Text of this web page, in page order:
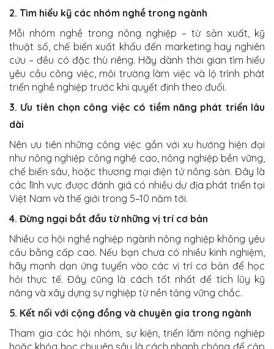
2. Tìm hiểu kỹ các nhóm nghề trong ngành
Mỗi nhóm nghề trong nông nghiệp – từ sản xuất, kỹ
thuật số, chế biến xuất khẩu đến marketing hay nghiên
cứu – đều có đặc thù riêng. Hãy dành thời gian tìm hiểu
yêu cầu công việc, môi trường làm việc và lộ trình phát
triển nghề nghiệp trước khi quyết định theo đuổi.
3. Ưu tiên chọn công việc có tiềm năng phát triển lâu
dài
Nên ưu tiên những công việc gắn với xu hướng hiện đại
như nông nghiệp công nghệ cao, nông nghiệp bền vững,
chế biến sâu, hoặc thương mại điện tử nông sản. Đây là
các lĩnh vực được đánh giá có nhiều dư địa phát triển tại
Việt Nam và thế giới trong 5–10 năm tới.
4. Đừng ngại bắt đầu từ những vị trí cơ bản
Nhiều cơ hội nghề nghiệp ngành nông nghiệp không yêu
cầu bằng cấp cao. Nếu bạn chưa có nhiều kinh nghiệm,
hãy mạnh dạn ứng tuyển vào các vị trí cơ bản để học
hỏi thực tế. Đây cũng là cách tốt nhất để tích lũy kỹ
năng và xây dựng sự nghiệp từ nền tảng vững chắc.
5. Kết nối với cộng đồng và chuyên gia trong ngành
Tham gia các hội nhóm, sự kiện, triển lãm nông nghiệp